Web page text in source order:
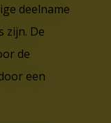
deelname
zijn. De
de
een